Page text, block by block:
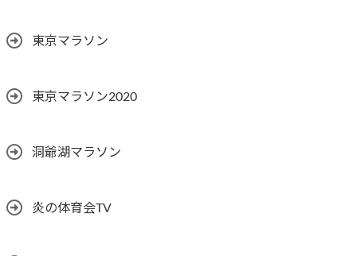
東京マラソン
東京マラソン2020
洞爺湖マラソン
炎の体育会TV